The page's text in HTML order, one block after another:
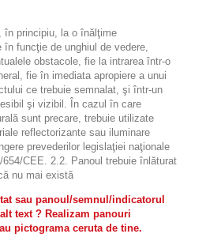
în principiu, la o înălţime
funcţie de unghiul de vedere,
obstacole, fie la intrarea într-o
fie în imediata apropiere a unui
ce trebuie semnalat, şi într-un
şi vizibil. În cazul în care
sunt precare, trebuie utilizate
reflectorizante sau iluminare
prevederilor legislaţiei naţionale
CEE. 2.2. Panoul trebuie înlăturat
nu mai există
sau panoul/semnul/indicatorul
text ? Realizam panouri
pictograma ceruta de tine.